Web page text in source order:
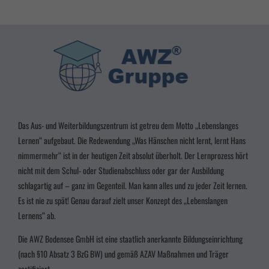
Das Aus- und Weiterbildungszentrum ist getreu dem Motto „Lebenslanges
Lernen“ aufgebaut. Die Redewendung „Was Hänschen nicht lernt, lernt Hans
nimmermehr“ ist in der heutigen Zeit absolut überholt. Der Lernprozess hört
nicht mit dem Schul- oder Studienabschluss oder gar der Ausbildung
schlagartig auf – ganz im Gegenteil. Man kann alles und zu jeder Zeit lernen.
Es ist nie zu spät! Genau darauf zielt unser Konzept des „Lebenslangen
Lernens“ ab.
Die AWZ Bodensee GmbH ist eine staatlich anerkannte Bildungseinrichtung
(nach §10 Absatz 3 BzG BW) und gemäß AZAV Maßnahmen und Träger
Datenschutzeinstellungen
Essenziell (3)
Essenzielle Cookies ermöglichen grundlegende Funktionen und sind für die einwandfreie
Funktion der Website erforderlich.
Marketing (2)
Marketing-Cookies werden von Drittanbietern oder Publishern verwendet, um
personalisierte Werbung anzuzeigen. Sie tun dies, indem sie Besucher über Websites hinweg
verfolgen.
Cookie-Informationen anzeigen
powered by Borlabs Cookie Datenschutzerklärung